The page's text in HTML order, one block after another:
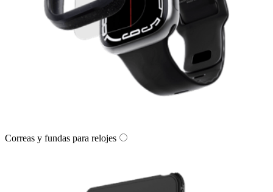
Correas y fundas para relojes